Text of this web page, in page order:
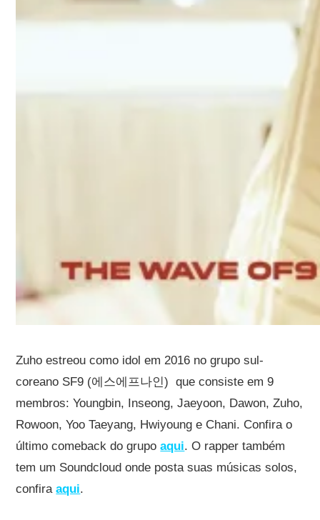
Zuho estreou como idol em 2016 no grupo sul-
coreano SF9 (에스에프나인) que consiste em 9
membros: Youngbin, Inseong, Jaeyoon, Dawon, Zuho,
Rowoon, Yoo Taeyang, Hwiyoung e Chani. Confira o
último comeback do grupo aqui. O rapper também
tem um Soundcloud onde posta suas músicas solos,
confiraaqui.